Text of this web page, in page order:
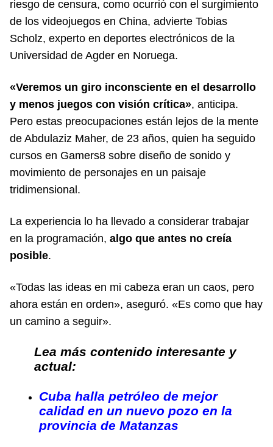
riesgo de censura, como ocurrió con el surgimiento
de los videojuegos en China, advierte Tobias
Scholz, experto en deportes electrónicos de la
Universidad de Agder en Noruega.
«Veremos un giro inconsciente en el desarrollo
y menos juegos con visión crítica», anticipa.
Pero estas preocupaciones están lejos de la mente
de Abdulaziz Maher, de 23 años, quien ha seguido
cursos en Gamers8 sobre diseño de sonido y
movimiento de personajes en un paisaje
tridimensional.
La experiencia lo ha llevado a considerar trabajar
en la programación, algo que antes no creía
posible.
«Todas las ideas en mi cabeza eran un caos, pero
ahora están en orden», aseguró. «Es como que hay
un camino a seguir».
Lea más contenido interesante y
actual:
Cuba halla petróleo de mejor
calidad en un nuevo pozo en la
provincia de Matanzas